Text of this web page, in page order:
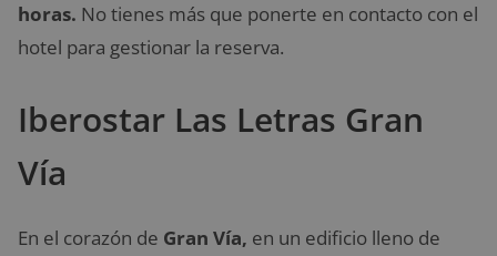
horas. No tienes más que ponerte en contacto con el
hotel para gestionar la reserva.
Iberostar Las Letras Gran
Vía
En el corazón de Gran Vía, en un edificio lleno de